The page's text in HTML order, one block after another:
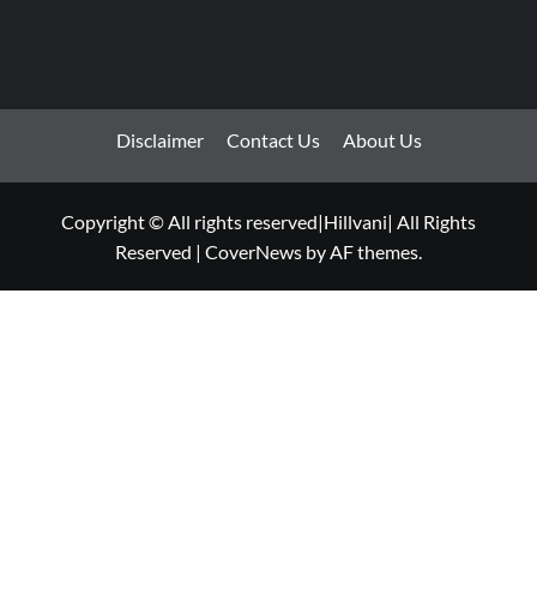
Disclaimer Contact Us About Us
Copyright © All rights reserved|Hillvani| All Rights
Reserved | CoverNews by AF themes.